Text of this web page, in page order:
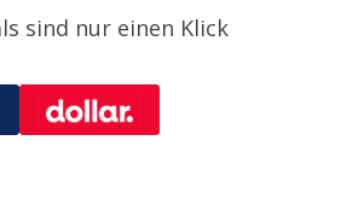
sind nur einen Klick